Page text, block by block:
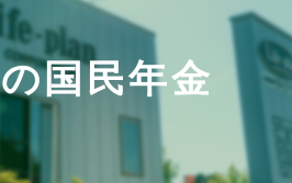
国民年金